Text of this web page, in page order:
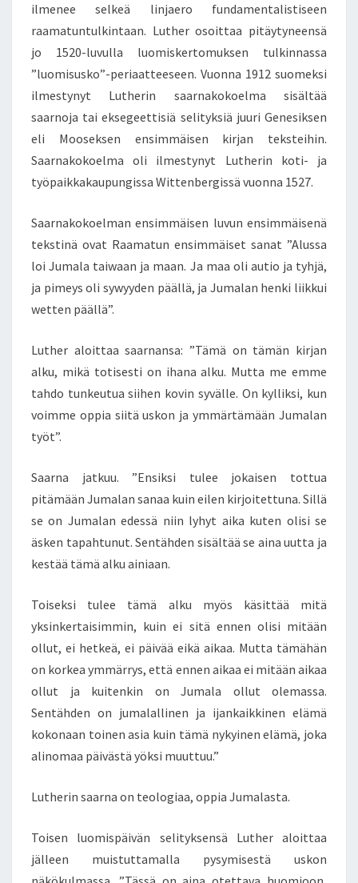
ilmenee selkeä linjaero fundamentalistiseen
raamatuntulkintaan. Luther osoittaa pitäytyneensä
jo 1520-luvulla luomiskertomuksen tulkinnassa
”luomisusko”-periaatteeseen. Vuonna 1912 suomeksi
ilmestynyt Lutherin saarnakokoelma sisältää
saarnoja tai eksegeettisiä selityksiä juuri Genesiksen
eli Mooseksen ensimmäisen kirjan teksteihin.
Saarnakokoelma oli ilmestynyt Lutherin koti- ja
työpaikkakaupungissa Wittenbergissä vuonna 1527.
Saarnakokoelman ensimmäisen luvun ensimmäisenä
tekstinä ovat Raamatun ensimmäiset sanat ”Alussa
loi Jumala taiwaan ja maan. Ja maa oli autio ja tyhjä,
ja pimeys oli sywyyden päällä, ja Jumalan henki liikkui
wetten päällä”.
Luther aloittaa saarnansa: ”Tämä on tämän kirjan
alku, mikä totisesti on ihana alku. Mutta me emme
tahdo tunkeutua siihen kovin syvälle. On kylliksi, kun
voimme oppia siitä uskon ja ymmärtämään Jumalan
työt”.
Saarna jatkuu. ”Ensiksi tulee jokaisen tottua
pitämään Jumalan sanaa kuin eilen kirjoitettuna. Sillä
se on Jumalan edessä niin lyhyt aika kuten olisi se
äsken tapahtunut. Sentähden sisältää se aina uutta ja
kestää tämä alku ainiaan.
Toiseksi tulee tämä alku myös käsittää mitä
yksinkertaisimmin, kuin ei sitä ennen olisi mitään
ollut, ei hetkeä, ei päivää eikä aikaa. Mutta tämähän
on korkea ymmärrys, että ennen aikaa ei mitään aikaa
ollut ja kuitenkin on Jumala ollut olemassa.
Sentähden on jumalallinen ja ijankaikkinen elämä
kokonaan toinen asia kuin tämä nykyinen elämä, joka
alinomaa päivästä yöksi muuttuu.”
Lutherin saarna on teologiaa, oppia Jumalasta.
Toisen luomispäivän selityksensä Luther aloittaa
jälleen muistuttamalla pysymisestä uskon